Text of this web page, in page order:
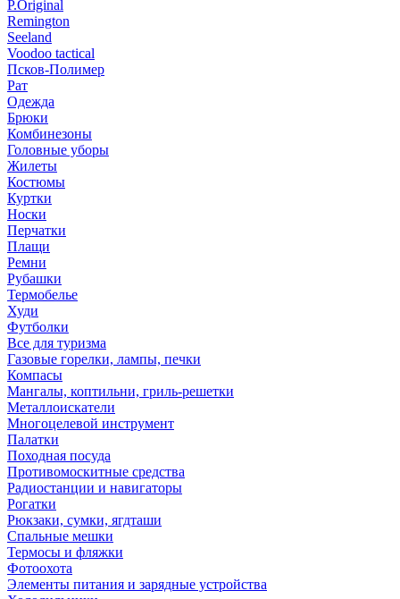
P.Original
Remington
Seeland
Voodoo tactical
Псков-Полимер
Рат
Одежда
Брюки
Комбинезоны
Головные уборы
Жилеты
Костюмы
Куртки
Носки
Перчатки
Плащи
Ремни
Рубашки
Термобелье
Худи
Футболки
Все для туризма
Газовые горелки, лампы, печки
Компасы
Мангалы, коптильни, гриль-решетки
Металлоискатели
Многоцелевой инструмент
Палатки
Походная посуда
Противомоскитные средства
Радиостанции и навигаторы
Рогатки
Рюкзаки, сумки, ягдташи
Спальные мешки
Термосы и фляжки
Фотоохота
Элементы питания и зарядные устройства